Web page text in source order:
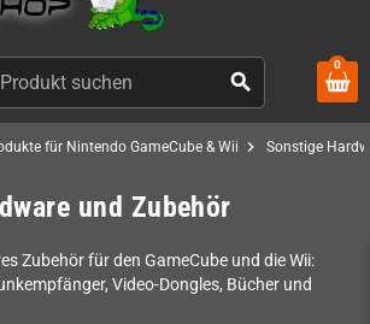
search
0
für Nintendo GameCube & Wii chevron_right Sonstige
und Zubehör
Zubehör für den GameCube und die Wii:
Video-Dongles, Bücher und